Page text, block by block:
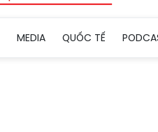
MEDIA QUỐC TẾ